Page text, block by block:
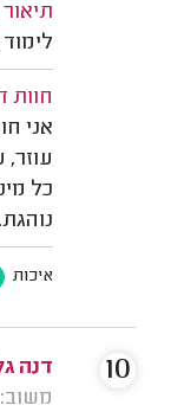
חוות
אני
כל
נוהגת.
איכות
דנה
משוב: 23/03/2025
10